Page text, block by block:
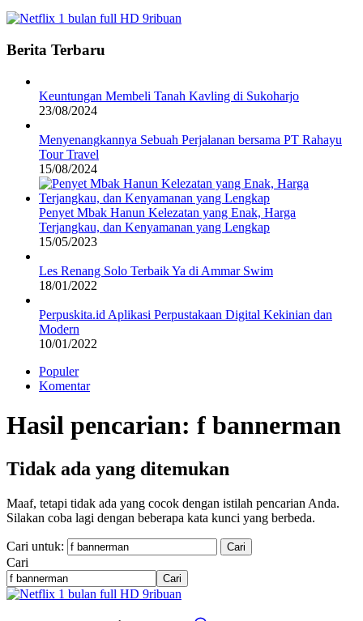
Berita Terbaru
Keuntungan Membeli Tanah Kavling di Sukoharjo
23/08/2024
Menyenangkannya Sebuah Perjalanan bersama PT Rahayu
Tour Travel
15/08/2024
Penyet Mbak Hanun Kelezatan yang Enak, Harga
Terjangkau, dan Kenyamanan yang Lengkap
15/05/2023
Les Renang Solo Terbaik Ya di Ammar Swim
18/01/2022
Perpuskita.id Aplikasi Perpustakaan Digital Kekinian dan
Modern
10/01/2022
Populer
Komentar
Hasil pencarian: f bannerman
Tidak ada yang ditemukan
Maaf, tetapi tidak ada yang cocok dengan istilah pencarian Anda.
Silakan coba lagi dengan beberapa kata kunci yang berbeda.
Cari untuk:
Cari
Cari